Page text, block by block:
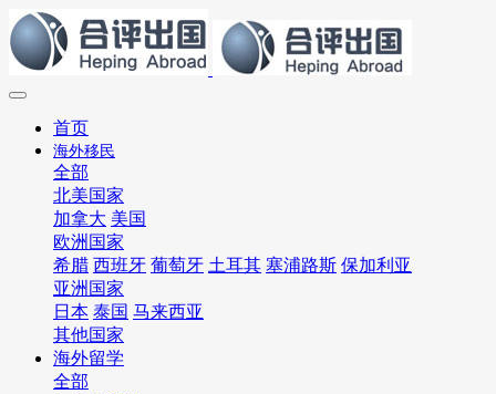
首页
海外移民
全部
北美国家
加拿大 美国
欧洲国家
希腊 西班牙 葡萄牙 土耳其 塞浦路斯 保加利亚
亚洲国家
日本 泰国 马来西亚
其他国家
海外留学
全部